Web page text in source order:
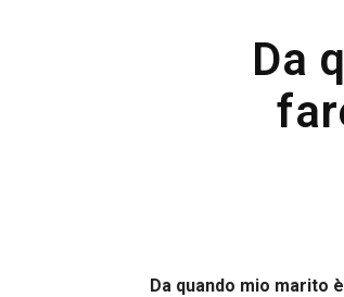
Da
Da quando mio marito